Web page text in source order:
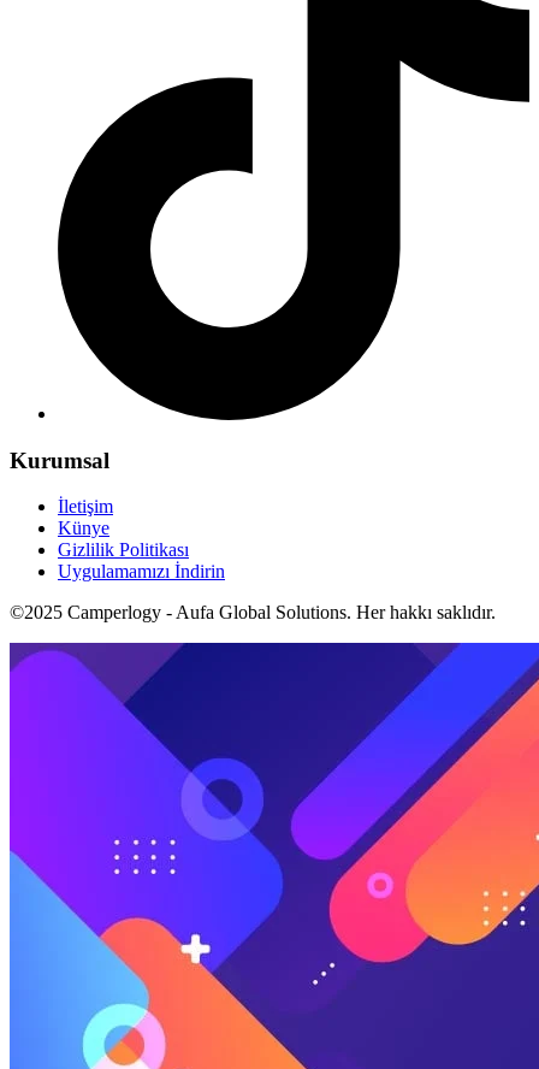
Kurumsal
İletişim
Künye
Gizlilik Politikası
Uygulamamızı İndirin
©2025 Camperlogy - Aufa Global Solutions. Her hakkı saklıdır.